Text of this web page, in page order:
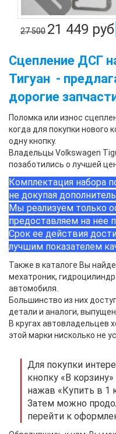
27 500 21 449 руб
Сцепление ДСГ
Тигуан -
дорогие
Поломка или износ
когда для покупки нового
одну кнопку.
Владельцы Volkswagen
позаботились о лучшей
Комплектация набора
не докупая
Мы реализуем только
предоставляем на нее
Срок ее действия
лучшим показателем
Также в каталоге Вы
мехатроник,
автомобиля.
Большинство из них
детали и аналоги,
В кругах автовладельцев
этой марки нисколько не
Для покупки
кнопку «В
нажав «Купить в 1
Затем можно
перейти к